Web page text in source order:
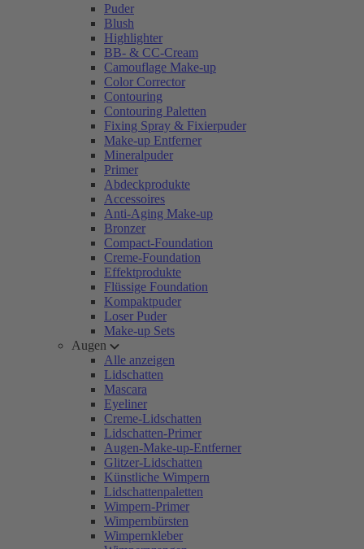
Puder
Blush
Highlighter
BB- & CC-Cream
Camouflage Make-up
Color Corrector
Contouring
Contouring Paletten
Fixing Spray & Fixierpuder
Make-up Entferner
Mineralpuder
Primer
Abdeckprodukte
Accessoires
Anti-Aging Make-up
Bronzer
Compact-Foundation
Creme-Foundation
Effektprodukte
Flüssige Foundation
Kompaktpuder
Loser Puder
Make-up Sets
Augen
Alle anzeigen
Lidschatten
Mascara
Eyeliner
Creme-Lidschatten
Lidschatten-Primer
Augen-Make-up-Entferner
Glitzer-Lidschatten
Künstliche Wimpern
Lidschattenpaletten
Wimpern-Primer
Wimpernbürsten
Wimpernkleber